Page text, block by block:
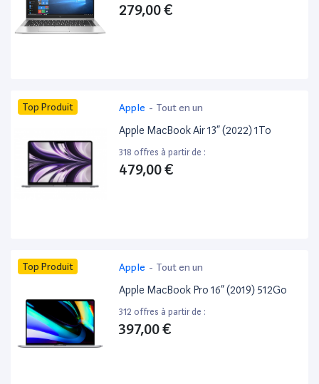
279,00 €
Top Produit Apple - Tout en un
Apple MacBook Air 13” (2022) 1To
318 offres à partir de :
479,00 €
Top Produit Apple - Tout en un
Apple MacBook Pro 16” (2019) 512Go
312 offres à partir de :
397,00 €